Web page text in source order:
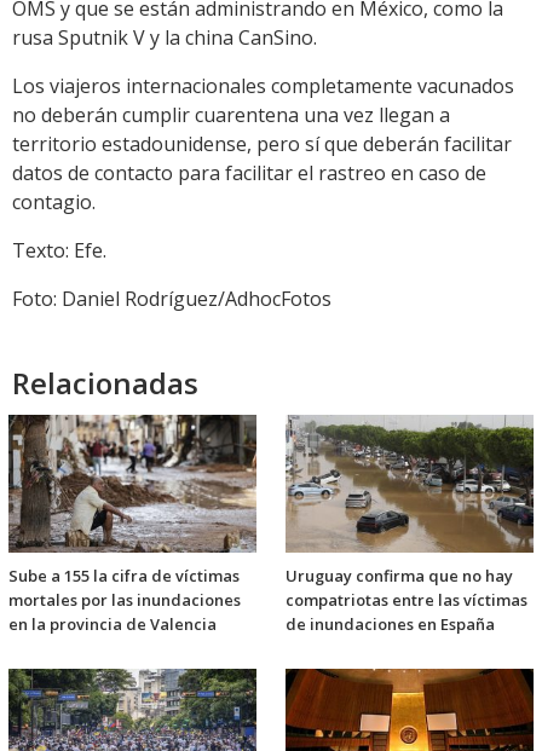
OMS y que se están administrando en México, como la
rusa Sputnik V y la china CanSino.
Los viajeros internacionales completamente vacunados
no deberán cumplir cuarentena una vez llegan a
territorio estadounidense, pero sí que deberán facilitar
datos de contacto para facilitar el rastreo en caso de
contagio.
Texto: Efe.
Foto: Daniel Rodríguez/AdhocFotos
Relacionadas
Sube a 155 la cifra de víctimas
mortales por las inundaciones
en la provincia de Valencia
Uruguay confirma que no hay
compatriotas entre las víctimas
de inundaciones en España